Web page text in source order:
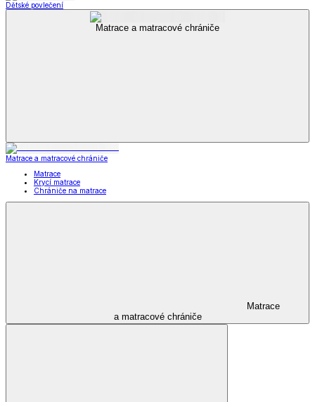
Dětské povlečení
Matrace a matracové chrániče
Matrace a matracové chrániče
Matrace
Krycí matrace
Chrániče na matrace
Matrace
a matracové chrániče